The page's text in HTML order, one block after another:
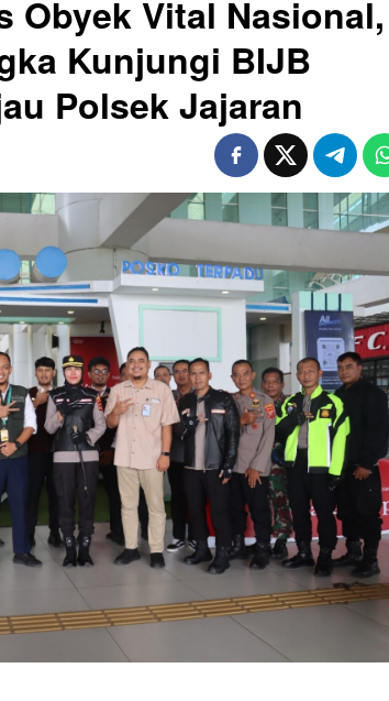
Obyek Vital Nasional,
Kunjungi BIJB
Polsek Jajaran